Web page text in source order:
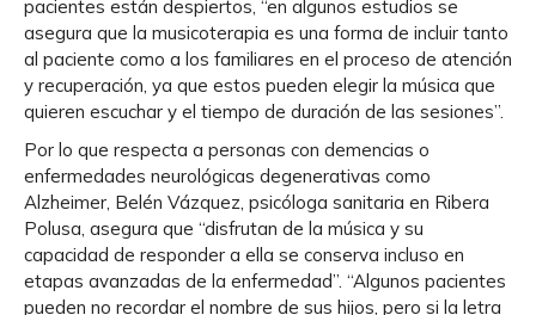
pacientes están despiertos, “en algunos estudios se
asegura que la musicoterapia es una forma de incluir tanto
al paciente como a los familiares en el proceso de atención
y recuperación, ya que estos pueden elegir la música que
quieren escuchar y el tiempo de duración de las sesiones”.
Por lo que respecta a personas con demencias o
enfermedades neurológicas degenerativas como
Alzheimer, Belén Vázquez, psicóloga sanitaria en Ribera
Polusa, asegura que “disfrutan de la música y su
capacidad de responder a ella se conserva incluso en
etapas avanzadas de la enfermedad”. “Algunos pacientes
pueden no recordar el nombre de sus hijos, pero si la letra